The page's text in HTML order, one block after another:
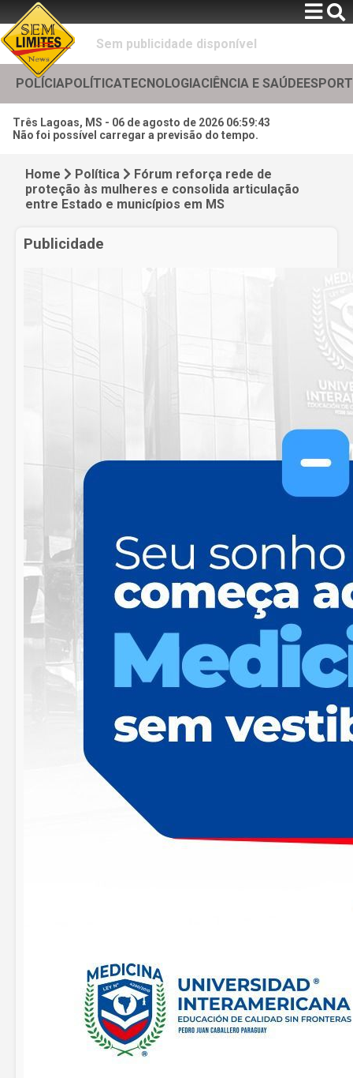
Sem publicidade disponível
POLÍCIAPOLÍTICATECNOLOGIACIÊNCIA E SAÚDE
Três Lagoas, MS - 06 de agosto de 2026 06:59:45
Não foi possível carregar a previsão do tempo.
Home Política
Fórum reforça rede de
proteção às mulheres e consolida articulação
entre Estado e municípios em MS
Publicidade